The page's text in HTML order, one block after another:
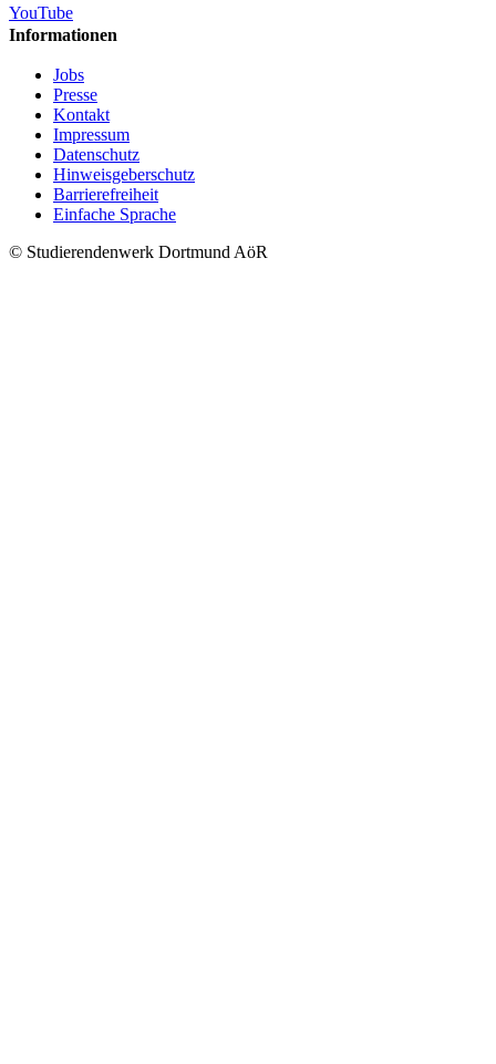
YouTube
Informationen
Jobs
Presse
Kontakt
Impressum
Datenschutz
Hinweisgeberschutz
Barrierefreiheit
Einfache Sprache
© Studierendenwerk Dortmund AöR